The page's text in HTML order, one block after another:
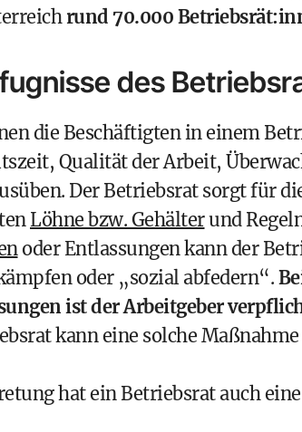
rund 70.000
des
die Beschäftigten in einem
Qualität der Arbeit,
Der Betriebsrat sorgt für
Löhne bzw. Gehälterund
oder Entlassungen kann der
oder „sozial abfedern“.
ist der Arbeitgeber
kann eine solche
hat ein Betriebsrat auch eine